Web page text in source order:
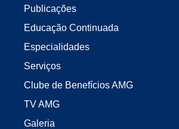
Publicações
Educação Continuada
Especialidades
Serviços
Clube de Benefícios AMG
TV AMG
Galeria